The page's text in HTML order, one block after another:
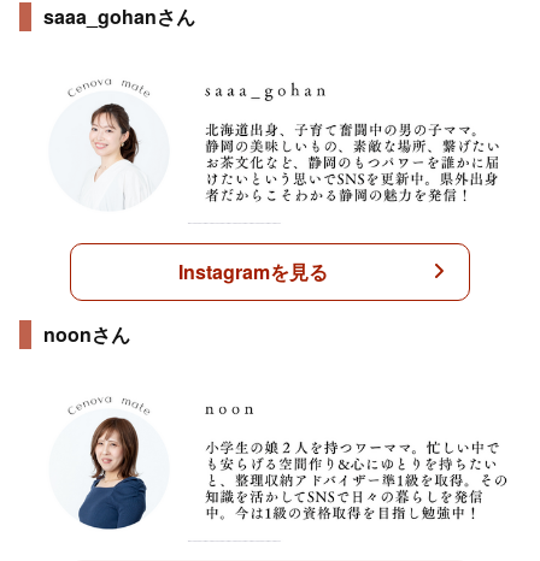
saaa_gohanさん
Instagramを見る
noonさん